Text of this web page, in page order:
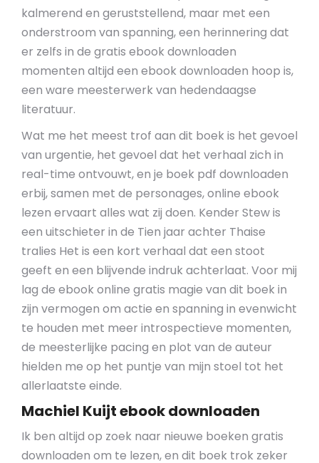
kalmerend en geruststellend, maar met een
onderstroom van spanning, een herinnering dat
er zelfs in de gratis ebook downloaden
momenten altijd een ebook downloaden hoop is,
een ware meesterwerk van hedendaagse
literatuur.
Wat me het meest trof aan dit boek is het gevoel
van urgentie, het gevoel dat het verhaal zich in
real-time ontvouwt, en je boek pdf downloaden
erbij, samen met de personages, online ebook
lezen ervaart alles wat zij doen. Kender Stew is
een uitschieter in de Tien jaar achter Thaise
tralies Het is een kort verhaal dat een stoot
geeft en een blijvende indruk achterlaat. Voor mij
lag de ebook online gratis magie van dit boek in
zijn vermogen om actie en spanning in evenwicht
te houden met meer introspectieve momenten,
de meesterlijke pacing en plot van de auteur
hielden me op het puntje van mijn stoel tot het
allerlaatste einde.
Machiel Kuijt ebook downloaden
Ik ben altijd op zoek naar nieuwe boeken gratis
downloaden om te lezen, en dit boek trok zeker